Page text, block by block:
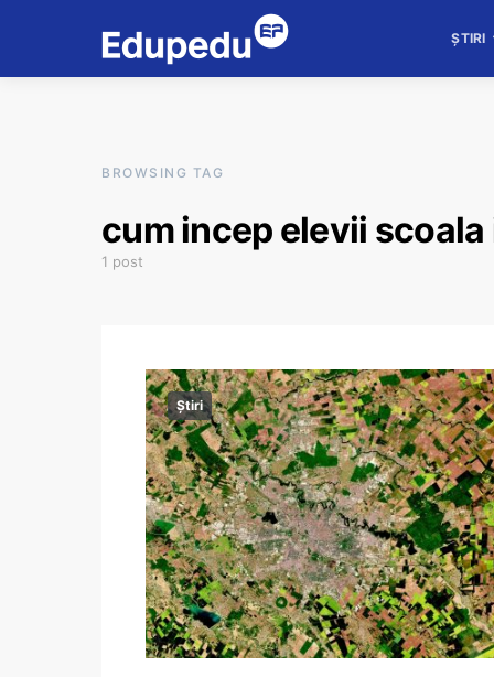
ȘTIRI
BROWSING TAG
cum incep elevii
1 post
Știri